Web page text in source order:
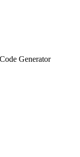
Generator